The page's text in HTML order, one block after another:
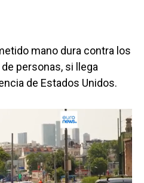
mano dura contra los
personas, si llega
de Estados Unidos.